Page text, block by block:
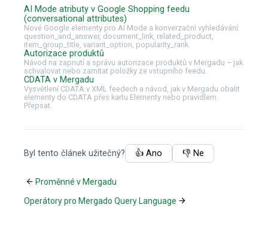
AI Mode atributy v Google Shopping feedu
(conversational attributes)
Nové Google elementy pro AI Mode a konverzační vyhledávání:
question_and_answer, document_link, related_product,
item_group_title, variant_option, popularity_rank.
Autorizace produktů
Návod na zapnutí a správu autorizace produktů v Mergadu – jak
schvalovat nebo zamítat položky ze vstupního feedu.
CDATA v Mergadu
Vysvětlení CDATA v XML feedech a návod, jak v Mergadu obalit
elementy do CDATA přes kartu Elementy nebo pravidlem
Přepsat.
Byl tento článek užitečný? 👍 Ano 👎 Ne
Proměnné v Mergadu
Operátory pro Mergado Query Language